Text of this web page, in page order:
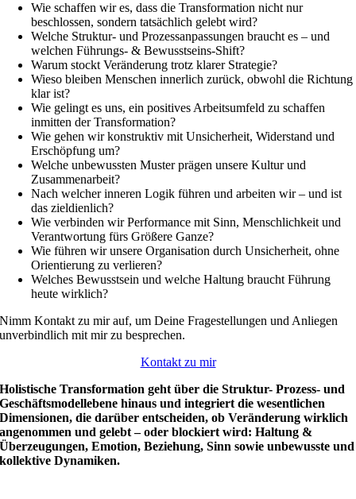
Wie schaffen wir es, dass die Transformation nicht nur
beschlossen, sondern tatsächlich gelebt wird?
Welche Struktur- und Prozessanpassungen braucht es – und
welchen Führungs- & Bewusstseins-Shift?
Warum stockt Veränderung trotz klarer Strategie?
Wieso bleiben Menschen innerlich zurück, obwohl die Richtung
klar ist?
Wie gelingt es uns, ein positives Arbeitsumfeld zu schaffen
inmitten der Transformation?
Wie gehen wir konstruktiv mit Unsicherheit, Widerstand und
Erschöpfung um?
Welche unbewussten Muster prägen unsere Kultur und
Zusammenarbeit?
Nach welcher inneren Logik führen und arbeiten wir – und ist
das zieldienlich?
Wie verbinden wir Performance mit Sinn, Menschlichkeit und
Verantwortung fürs Größere Ganze?
Wie führen wir unsere Organisation durch Unsicherheit, ohne
Orientierung zu verlieren?
Welches Bewusstsein und welche Haltung braucht Führung
heute wirklich?
Nimm Kontakt zu mir auf, um Deine Fragestellungen und Anliegen
unverbindlich mit mir zu besprechen.
Kontakt zu mir
Holistische Transformation geht über die Struktur- Prozess- und
Geschäftsmodellebene hinaus und integriert die wesentlichen
Dimensionen, die darüber entscheiden, ob Veränderung wirklich
angenommen und gelebt – oder blockiert wird: Haltung &
Überzeugungen, Emotion, Beziehung, Sinn sowie unbewusste und
kollektive Dynamiken.